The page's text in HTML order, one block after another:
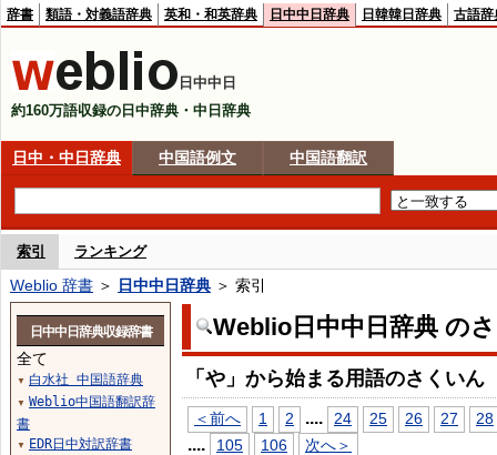
辞書 類語・対義語辞典 英和・和英辞典 日中中日辞典 日韓韓日辞典 古語辞
日中中日
約160万語収録の日中辞典・中日辞典
日中・中日辞典 中国語例文 中国語翻訳
索引 ランキング
Weblio 辞書 ＞ 日中中日辞典 ＞ 索引
Weblio日中中日辞典 の
「や」から始まる用語のさくいん
＜前へ 1 2 .... 24 25 26 27 28
.... 105 106 次へ＞
日中中日辞典収録辞書
全て
▼ 白水社 中国語辞典
▼ Weblio中国語翻訳辞
書
▼ EDR日中対訳辞書